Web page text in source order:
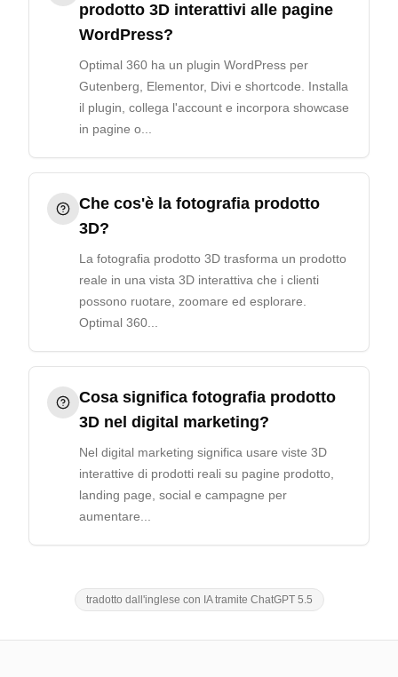
prodotto 3D interattivi alle pagine
WordPress?
Optimal 360 ha un plugin WordPress per
Gutenberg, Elementor, Divi e shortcode. Installa
il plugin, collega l'account e incorpora showcase
in pagine o...
Che cos'è la fotografia prodotto
3D?
La fotografia prodotto 3D trasforma un prodotto
reale in una vista 3D interattiva che i clienti
possono ruotare, zoomare ed esplorare.
Optimal 360...
Cosa significa fotografia prodotto
3D nel digital marketing?
Nel digital marketing significa usare viste 3D
interattive di prodotti reali su pagine prodotto,
landing page, social e campagne per
aumentare...
tradotto dall'inglese con IA tramite ChatGPT 5.5